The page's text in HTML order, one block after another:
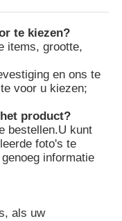
te kiezen?
items, grootte,
en ons te
voor u kiezen;
product?
bestellen.U kunt
foto's te
informatie
als uw